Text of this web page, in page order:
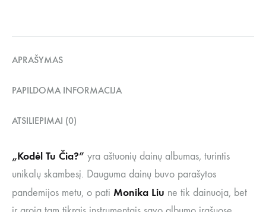
APRAŠYMAS
PAPILDOMA INFORMACIJA
ATSILIEPIMAI (0)
„Kodėl Tu Čia?” yra aštuonių dainų albumas, turintis
unikalų skambesį. Dauguma dainų buvo parašytos
pandemijos metu, o pati Monika Liu ne tik dainuoja, bet